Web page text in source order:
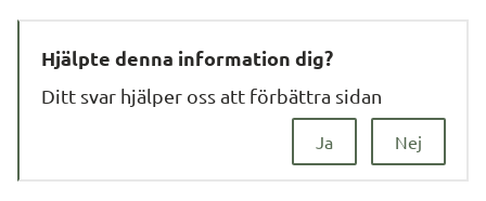
Hjälpte denna information dig?
Nej
Ja
Ditt svar hjälper oss att förbättra sidan